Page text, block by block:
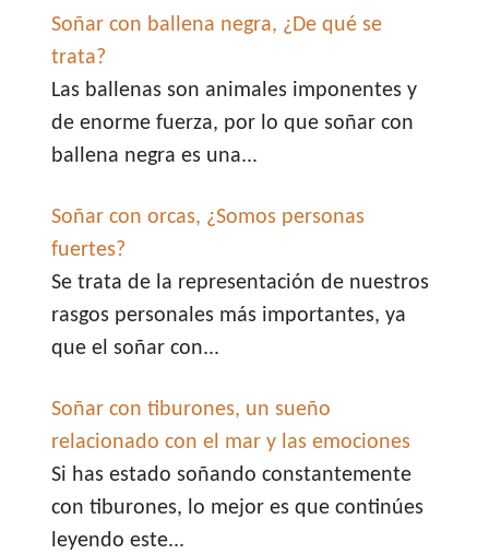
Soñar con ballena negra, ¿De qué se
trata?
Las ballenas son animales imponentes y
de enorme fuerza, por lo que soñar con
ballena negra es una...
Soñar con orcas, ¿Somos personas
fuertes?
Se trata de la representación de nuestros
rasgos personales más importantes, ya
que el soñar con...
Soñar con tiburones, un sueño
relacionado con el mar y las emociones
Si has estado soñando constantemente
con tiburones, lo mejor es que continúes
leyendo este...